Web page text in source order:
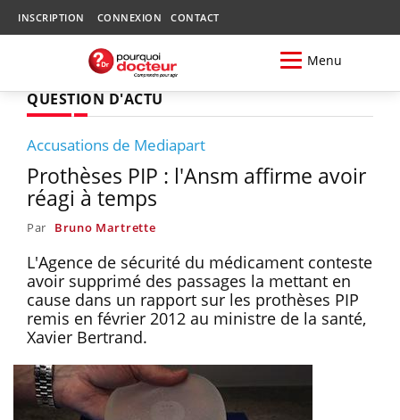
INSCRIPTION CONNEXION CONTACT
Menu
QUESTION D'ACTU
Accusations de Mediapart
Prothèses PIP : l'Ansm affirme avoir
réagi à temps
Par Bruno Martrette
L'Agence de sécurité du médicament conteste
avoir supprimé des passages la mettant en
cause dans un rapport sur les prothèses PIP
remis en février 2012 au ministre de la santé,
Xavier Bertrand.